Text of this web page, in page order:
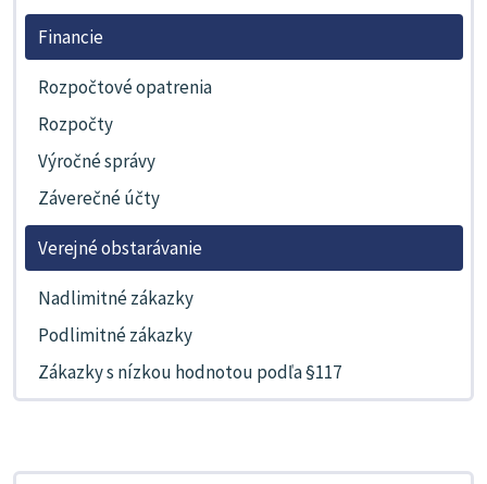
Financie
Rozpočtové opatrenia
Rozpočty
Výročné správy
Záverečné účty
Verejné obstarávanie
Nadlimitné zákazky
Podlimitné zákazky
Zákazky s nízkou hodnotou podľa §117